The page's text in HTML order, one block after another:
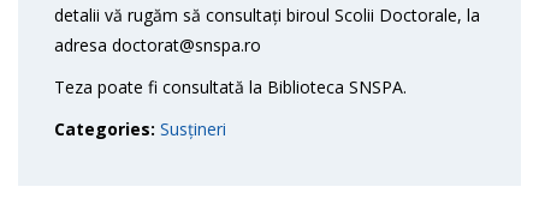
detalii vă rugăm să consultați biroul Scolii Doctorale, la
adresa doctorat@snspa.ro
Teza poate fi consultată la Biblioteca SNSPA.
Categories: Susțineri